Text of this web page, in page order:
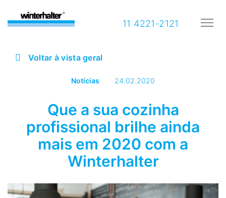
11 4221-2121
Voltar à vista geral
Notícias 24.02.2020
Que a sua cozinha
profissional brilhe ainda
mais em 2020 com a
Winterhalter